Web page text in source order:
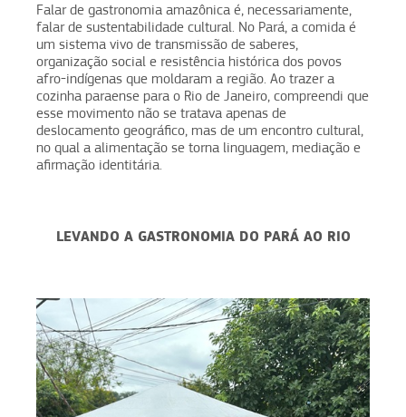
Falar de gastronomia amazônica é, necessariamente,
falar de sustentabilidade cultural. No Pará, a comida é
um sistema vivo de transmissão de saberes,
organização social e resistência histórica dos povos
afro-indígenas que moldaram a região. Ao trazer a
cozinha paraense para o Rio de Janeiro, compreendi que
esse movimento não se tratava apenas de
deslocamento geográfico, mas de um encontro cultural,
no qual a alimentação se torna linguagem, mediação e
afirmação identitária.
LEVANDO A GASTRONOMIA DO PARÁ AO RIO